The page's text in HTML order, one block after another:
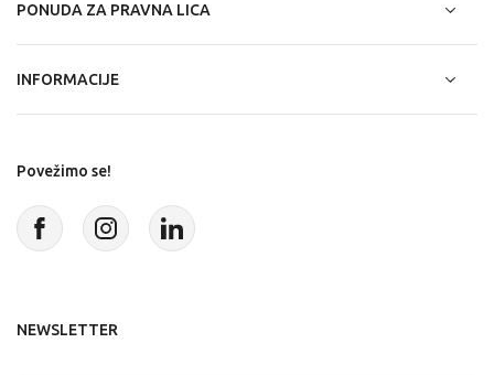
PONUDA ZA PRAVNA LICA
INFORMACIJE
Povežimo se!
NEWSLETTER